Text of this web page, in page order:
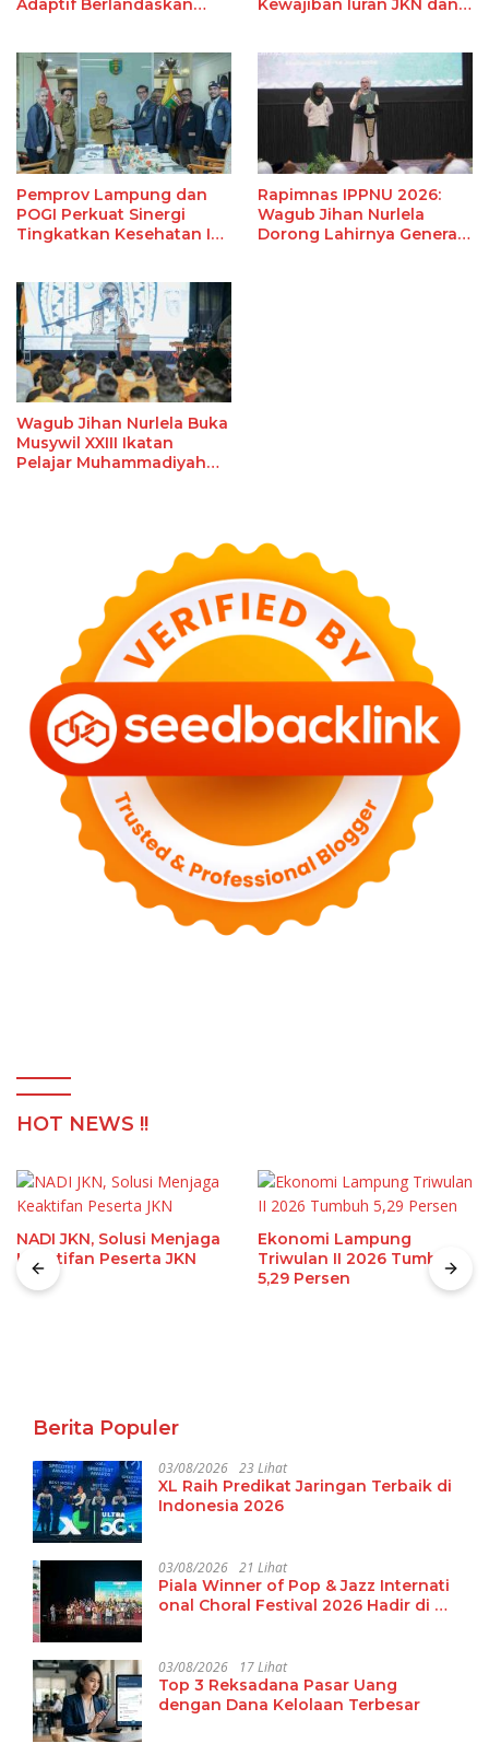
Adaptif Berlandaskan
Kewajiban Iuran JKN dan
Kesehatan
Pemprov Lampung dan
POGI Perkuat Sinergi
Tingkatkan Kesehatan Ibu
Rapimnas IPPNU 2026:
Wagub Jihan Nurlela
Dorong Lahirnya Generasi
Wagub Jihan Nurlela Buka
Musywil XXIII Ikatan
Pelajar Muhammadiyah
HOT NEWS !!
NADI JKN, Solusi Menjaga
Keaktifan Peserta JKN
Ekonomi Lampung
Triwulan II 2026 Tumbuh
5,29 Persen
Berita Populer
03/08/2026 23 Lihat
XL Raih Predikat Jaringan Terbaik di
Indonesia 2026
03/08/2026 21 Lihat
Piala Winner of Pop & Jazz Internati
onal Choral Festival 2026 Hadir di La
03/08/2026 17 Lihat
Top 3 Reksadana Pasar Uang
dengan Dana Kelolaan Terbesar